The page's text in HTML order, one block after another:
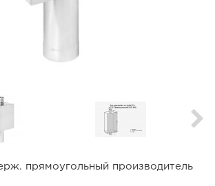
прямоугольный производитель